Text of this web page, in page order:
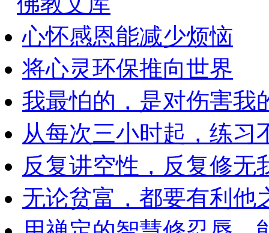
心怀感恩能减少烦恼
将心灵环保推向世界
我最怕的，是对伤害我
从每次三小时起，练习
反复讲空性，反复修无
无论贫富，都要有利他